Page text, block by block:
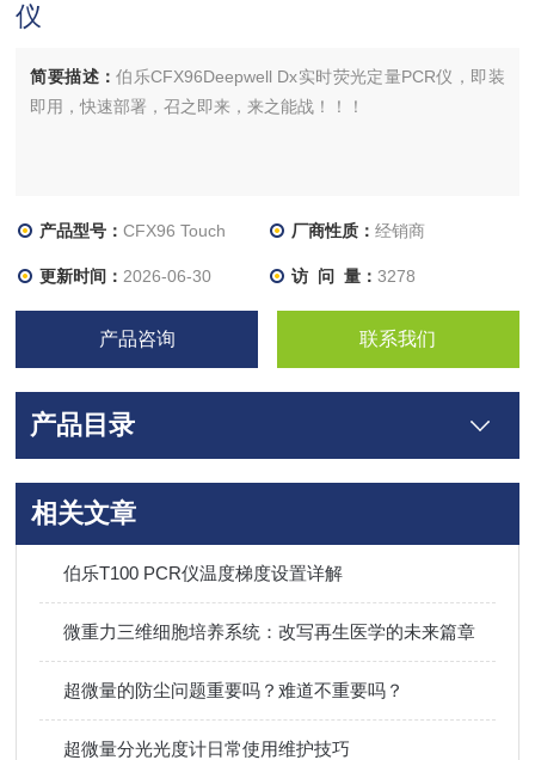
仪
简要描述：伯乐CFX96Deepwell Dx实时荧光定量PCR仪，即装
即用，快速部署，召之即来，来之能战！！！
产品型号：CFX96 Touch 厂商性质： 经销商
更新时间： 2026-06-30 访 问 量： 3278
产品咨询 联系我们
产品目录
相关文章
伯乐T100 PCR仪温度梯度设置详解
微重力三维细胞培养系统：改写再生医学的未来篇章
超微量的防尘问题重要吗？难道不重要吗？
超微量分光光度计日常使用维护技巧